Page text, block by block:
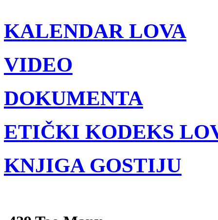
KALENDAR LOVA
VIDEO
DOKUMENTA
ETIČKI KODEKS
KNJIGA GOSTIJU